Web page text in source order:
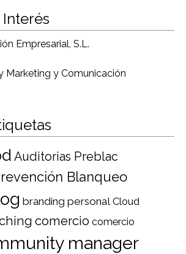
Empresarial, S.L.
Marketing y Comunicación
Auditorias Preblac
Blanqueo
branding personal Cloud
comercio comercio
manager